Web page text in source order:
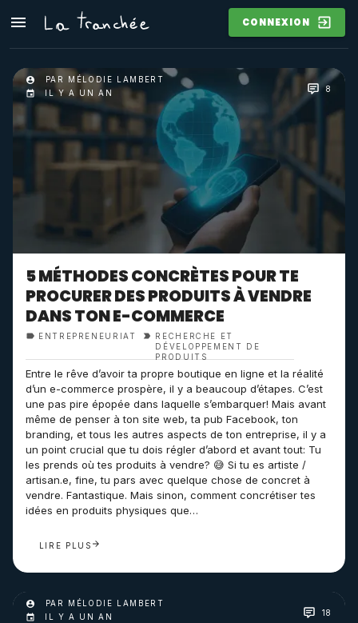
CONNEXION
5 MÉTHODES CONCRÈTES POUR TE
PROCURER DES PRODUITS À VENDRE
DANS TON E-COMMERCE
ENTREPRENEURIAT
RECHERCHE ET
DÉVELOPPEMENT DE
PRODUITS
Entre le rêve d’avoir ta propre boutique en ligne et la réalité
d’un e-commerce prospère, il y a beaucoup d’étapes. C’est
une pas pire épopée dans laquelle s’embarquer! Mais avant
même de penser à ton site web, ta pub Facebook, ton
branding, et tous les autres aspects de ton entreprise, il y a
un point crucial que tu dois régler d’abord et avant tout: Tu
les prends où tes produits à vendre? 😅 Si tu es artiste /
artisan.e, fine, tu pars avec quelque chose de concret à
vendre. Fantastique. Mais sinon, comment concrétiser tes
idées en produits physiques que…
LIRE PLUS
PAR MÉLODIE LAMBERT
IL Y A UN AN
8
PAR MÉLODIE LAMBERT
IL Y A UN AN
18